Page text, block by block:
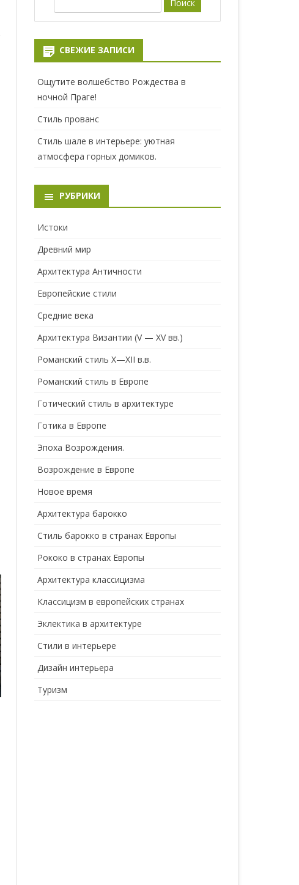
СВЕЖИЕ ЗАПИСИ
Ощутите волшебство Рождества в
ночной Праге!
Стиль прованс
Стиль шале в интерьере: уютная
атмосфера горных домиков.
РУБРИКИ
Истоки
Древний мир
Архитектура Античности
Европейские стили
Средние века
Архитектура Византии (V — XV вв.)
Романский стиль X—XII в.в.
Романский стиль в Европе
Готический стиль в архитектуре
Готика в Европе
Эпоха Возрождения.
Возрождение в Европе
Новое время
Архитектура барокко
Стиль барокко в странах Европы
Рококо в странах Европы
Архитектура классицизма
Классицизм в европейских странах
Эклектика в архитектуре
Стили в интерьере
Дизайн интерьера
Туризм